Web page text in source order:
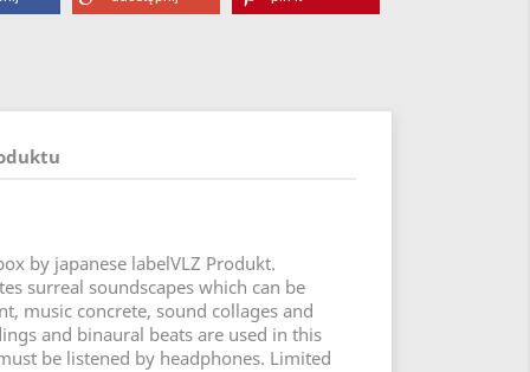
by japanese labelVLZ Produkt.
surreal soundscapes which can be
music concrete, sound collages and
and binaural beats are used in this
be listened by headphones. Limited